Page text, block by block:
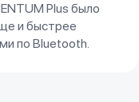
Plus было
и быстрее
по Bluetooth.